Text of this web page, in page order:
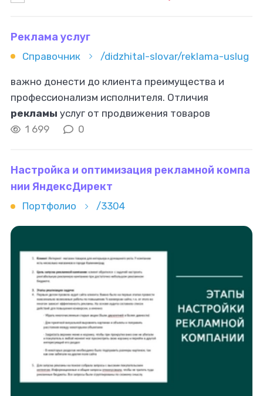
Реклама услуг
Справочник /didzhital-slovar/reklama-uslug
важно донести до клиента преимущества и
профессионализм исполнителя. Отличия
рекламы услуг от продвижения товаров
Реклама
услуг имеет свои особенности,
1 699 0
Настройка и оптимизация рекламной компа
нии ЯндексДирект
Портфолио /3304